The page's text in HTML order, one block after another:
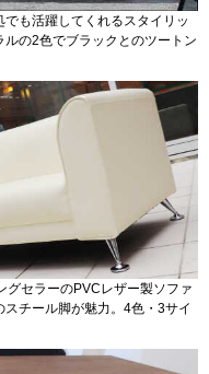
も活躍してくれるスタイリッ
の2色でブラックとのツートン
グセラーのPVCレザー製ソファ
チール脚が魅力。4色・3サイ